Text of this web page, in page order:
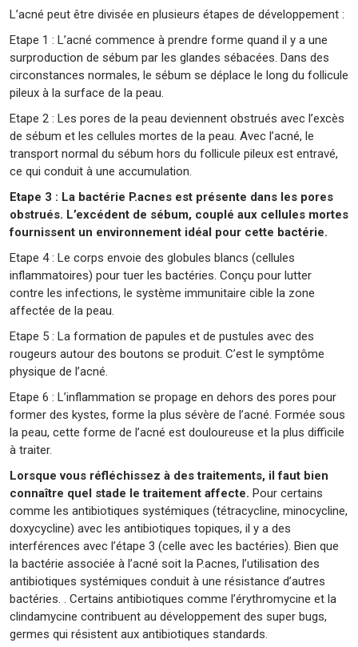
L’acné peut être divisée en plusieurs étapes de développement :
Etape 1 : L’acné commence à prendre forme quand il y a une
surproduction de sébum par les glandes sébacées. Dans des
circonstances normales, le sébum se déplace le long du follicule
pileux à la surface de la peau.
Etape 2 : Les pores de la peau deviennent obstrués avec l’excès
de sébum et les cellules mortes de la peau. Avec l’acné, le
transport normal du sébum hors du follicule pileux est entravé,
ce qui conduit à une accumulation.
Etape 3 : La bactérie P.acnes est présente dans les pores
obstrués. L’excédent de sébum, couplé aux cellules mortes
fournissent un environnement idéal pour cette bactérie.
Etape 4 : Le corps envoie des globules blancs (cellules
inflammatoires) pour tuer les bactéries. Conçu pour lutter
contre les infections, le système immunitaire cible la zone
affectée de la peau.
Etape 5 : La formation de papules et de pustules avec des
rougeurs autour des boutons se produit. C’est le symptôme
physique de l’acné.
Etape 6 : L’inflammation se propage en dehors des pores pour
former des kystes, forme la plus sévère de l’acné. Formée sous
la peau, cette forme de l’acné est douloureuse et la plus difficile
à traiter.
Lorsque vous réfléchissez à des traitements, il faut bien
connaître quel stade le traitement affecte. Pour certains
comme les antibiotiques systémiques (tétracycline, minocycline,
doxycycline) avec les antibiotiques topiques, il y a des
interférences avec l’étape 3 (celle avec les bactéries). Bien que
la bactérie associée à l’acné soit la P.acnes, l’utilisation des
antibiotiques systémiques conduit à une résistance d’autres
bactéries. . Certains antibiotiques comme l’érythromycine et la
clindamycine contribuent au développement des super bugs,
germes qui résistent aux antibiotiques standards.